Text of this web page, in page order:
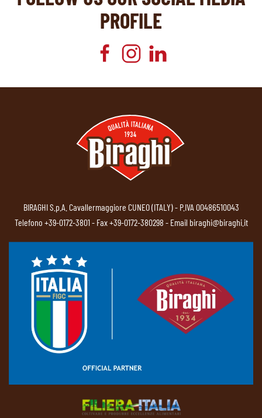
PROFILE
BIRAGHI S.p.A. Cavallermaggiore CUNEO (ITALY) - P.IVA 00486510043
Telefono +39-0172-3801- Fax +39-0172-380298 - Email biraghi@biraghi.it